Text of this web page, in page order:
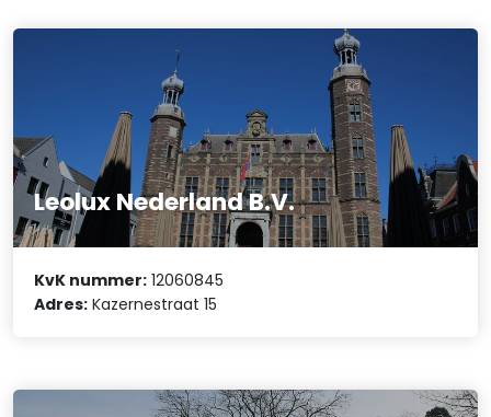
Leolux Nederland B.V.
KvK nummer: 12060845
Adres: Kazernestraat 15